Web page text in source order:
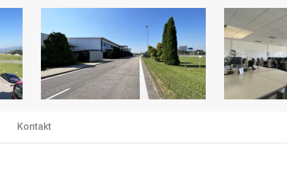
Kontakt